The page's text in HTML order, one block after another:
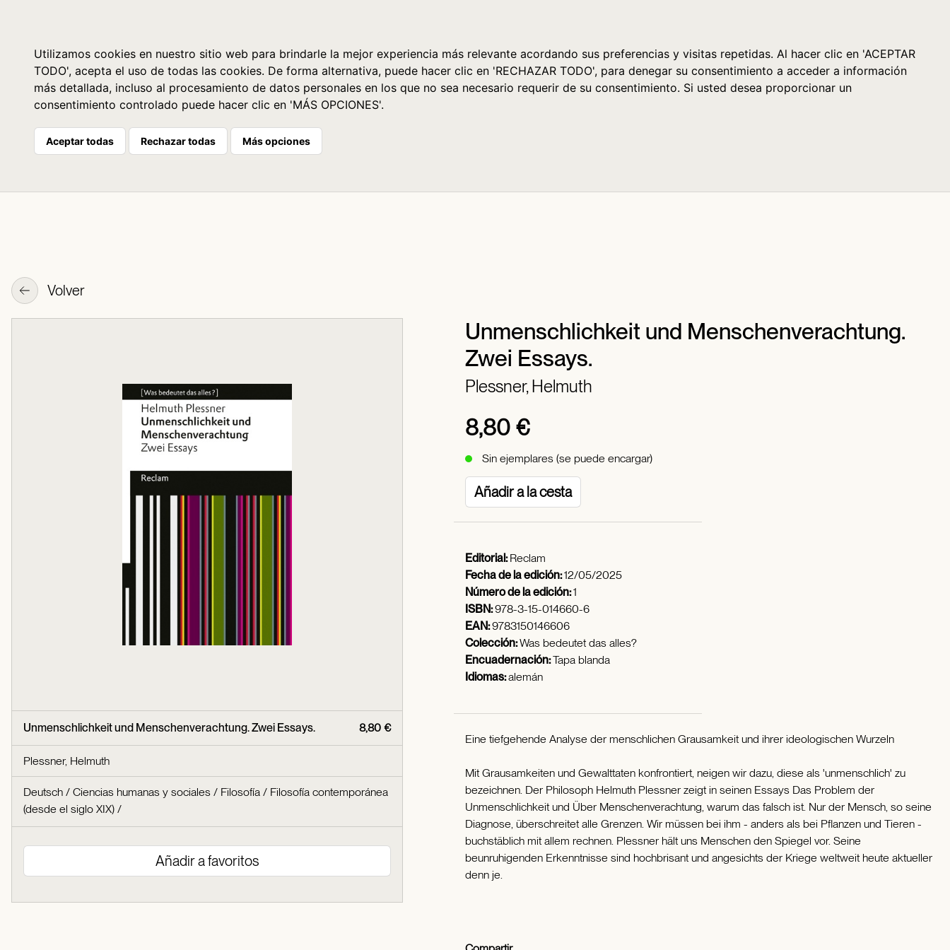
Utilizamos cookies en nuestro sitio web para brindarle la mejor experiencia más relevante acordando sus preferencias y visitas repetidas. Al hacer clic en 'ACEPTAR
TODO', acepta el uso de todas las cookies. De forma alternativa, puede hacer clic en 'RECHAZAR TODO', para denegar su consentimiento a acceder a información
más detallada, incluso al procesamiento de datos personales en los que no sea necesario requerir de su consentimiento. Si usted desea proporcionar un
consentimiento controlado puede hacer clic en 'MÁS OPCIONES'.
Aceptar todas Rechazar todas Más opciones
Volver
Unmenschlichkeit und Menschenverachtung.
Zwei Essays.
Plessner, Helmuth
8,80 €
Sin ejemplares (se puede encargar)
Añadir a la cesta
8,80 €
Unmenschlichkeit und Menschenverachtung. Zwei Essays.
Plessner, Helmuth
Deutsch / Ciencias humanas y sociales / Filosofía / Filosofía contemporánea
(desde el siglo XIX) /
Añadir a favoritos
Editorial:Reclam
Fecha de la edición:12/05/2025
Número de la edición:1
ISBN:978-3-15-014660-6
EAN:9783150146606
Colección:Was bedeutet das alles?
Encuadernación:Tapa blanda
Idiomas:alemán
Eine tiefgehende Analyse der menschlichen Grausamkeit und ihrer ideologischen Wurzeln
Mit Grausamkeiten und Gewalttaten konfrontiert, neigen wir dazu, diese als 'unmenschlich' zu
bezeichnen. Der Philosoph Helmuth Plessner zeigt in seinen Essays Das Problem der
Unmenschlichkeit und Über Menschenverachtung, warum das falsch ist. Nur der Mensch, so seine
Diagnose, überschreitet alle Grenzen. Wir müssen bei ihm - anders als bei Pflanzen und Tieren -
buchstäblich mit allem rechnen. Plessner hält uns Menschen den Spiegel vor. Seine
beunruhigenden Erkenntnisse sind hochbrisant und angesichts der Kriege weltweit heute aktueller
denn je.